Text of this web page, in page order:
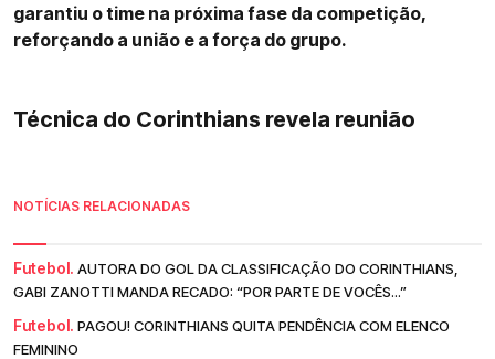
garantiu o time na próxima fase da competição,
reforçando a união e a força do grupo.
Técnica do Corinthians revela reunião
NOTÍCIAS RELACIONADAS
Futebol. AUTORA DO GOL DA CLASSIFICAÇÃO DO CORINTHIANS,
GABI ZANOTTI MANDA RECADO: “POR PARTE DE VOCÊS...”
Futebol. PAGOU! CORINTHIANS QUITA PENDÊNCIA COM ELENCO
FEMININO